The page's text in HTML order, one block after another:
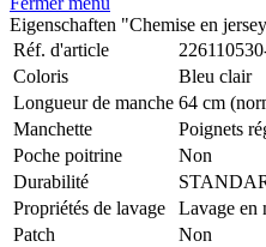
Eigenschaften "Chemise en
Réf. d'article
Coloris
Bleu clair
Longueur de manche 64 cm
Manchette
Poignets
Poche poitrine
Non
Durabilité
Propriétés de lavage
Lavage en
Patch
Non